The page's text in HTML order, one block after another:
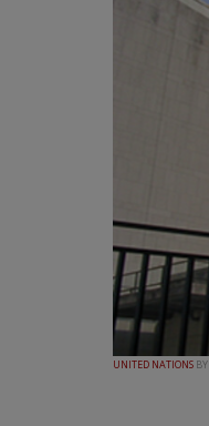
UNITED NATIONS BY